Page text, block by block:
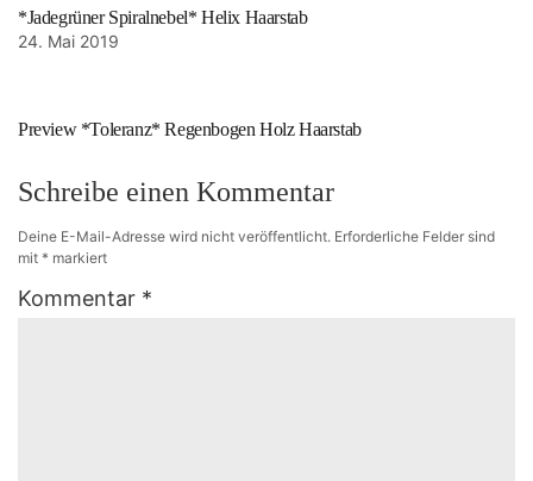
*Jadegrüner Spiralnebel* Helix Haarstab
24. Mai 2019
Preview *Toleranz* Regenbogen Holz Haarstab
Schreibe einen Kommentar
Deine E-Mail-Adresse wird nicht veröffentlicht. Erforderliche Felder sind
mit * markiert
Kommentar *